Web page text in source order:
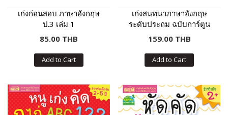
เก่งก่อนสอบ ภาษาอังกฤษ
ป.3 เล่ม 1
85.00 THB
Add to Cart
เก่งสนทนาภาษาอังกฤษ
ระดับประถม ฉบับการ์ตูน
ความรู้
159.00 THB
Add to Cart